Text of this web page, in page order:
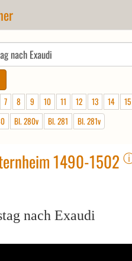
7 8 9 10 11 12 13 14
15
Bl. 280v Bl. 281 Bl. 281v
1490-1502
nach Exaudi